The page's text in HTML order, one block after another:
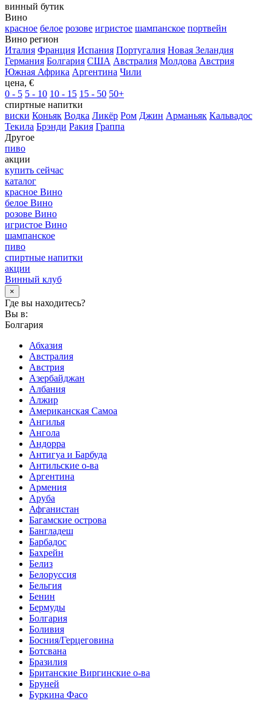
винный бутик
Вино
красное белое розове игристое шампанское портвейн
Вино регион
Италия Франция Испания Португалия Новая Зеландия
Германия Болгария США Австралия Молдова Австрия
Южная Африка Аргентина Чили
цена, €
0 - 5 5 - 10 10 - 15 15 - 50 50+
спиртные напитки
виски Коньяк Водка Ликёр Ром Джин Арманьяк Кальвадос
Текила Брэнди Ракия Граппа
Другое
пиво
акции
купить сейчас
каталог
красное Вино
белое Вино
розове Вино
игристое Вино
шампанское
пиво
спиртные напитки
акции
Винный клуб
×
Где вы находитесь?
Вы в:
Болгария
Абхазия
Австралия
Австрия
Азербайджан
Албания
Алжир
Американская Самоа
Ангилья
Ангола
Андорра
Антигуа и Барбуда
Антильские о-ва
Аргентина
Армения
Аруба
Афганистан
Багамские острова
Бангладеш
Барбадос
Бахрейн
Белиз
Белоруссия
Бельгия
Бенин
Бермуды
Болгария
Боливия
Босния/Герцеговина
Ботсвана
Бразилия
Британские Виргинские о-ва
Бруней
Буркина Фасо